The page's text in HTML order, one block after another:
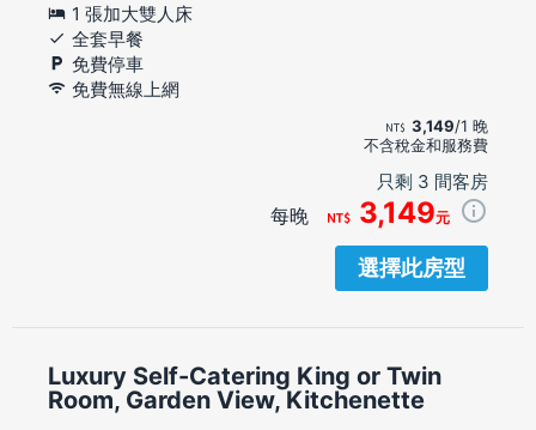
1 張加大雙人床
全套早餐
免費停車
免費無線上網
3,149/1 晚
不含稅金和服務費
只剩 3 間客房
每晚 3,149元
選擇此房型
Luxury Self-Catering King or Twin
Room, Garden View, Kitchenette